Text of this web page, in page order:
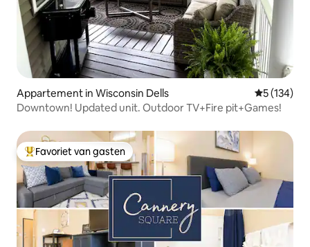
Appartement in Wisconsin Dells
5 (134)
Downtown! Updated unit. Outdoor TV+Fire pit+Games!
Topfavoriet van gasten
Favoriet van gasten